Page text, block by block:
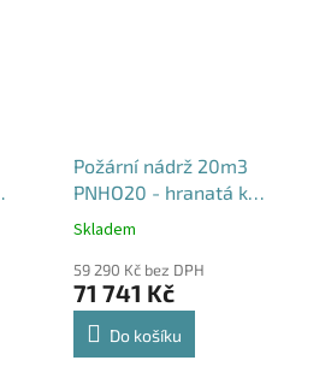
Požární nádrž 20m3
PNHO20 - hranatá k
obetonování
Průměrné
produktu
je
5,0
Skladem
59 290 Kč bez DPH
71 741 Kč
Do košíku